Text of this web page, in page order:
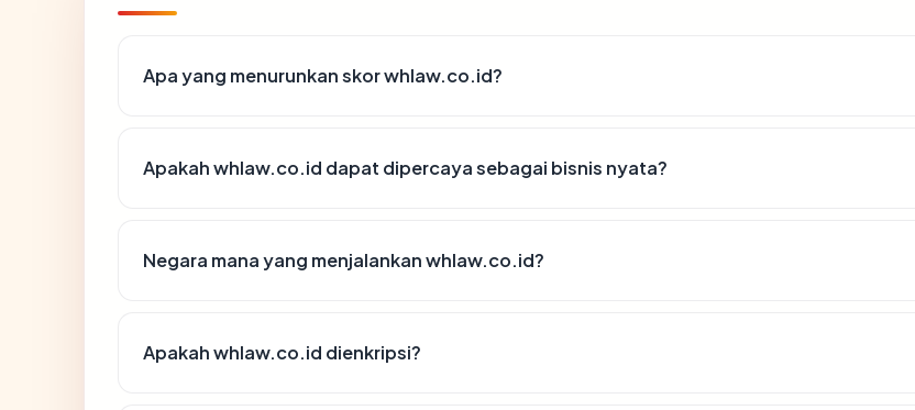
Apa yang menurunkan skor whlaw.co.id?
Apakah whlaw.co.id dapat dipercaya sebagai bisnis nyata?
Negara mana yang menjalankan whlaw.co.id?
Apakah whlaw.co.id dienkripsi?